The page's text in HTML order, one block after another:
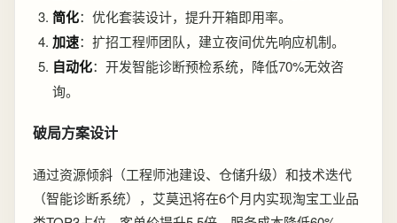
简化：优化套装设计，提升开箱即用率。
加速：扩招工程师团队，建立夜间优先响应机制。
自动化：开发智能诊断预检系统，降低70%无效咨
询。
破局方案设计
通过资源倾斜（工程师池建设、仓储升级）和技术迭代
（智能诊断系统），艾莫迅将在6个月内实现淘宝工业品